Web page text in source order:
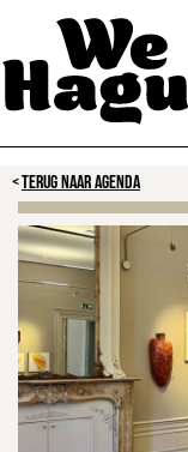
TERUG NAAR AGENDA